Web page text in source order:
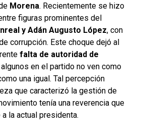
Morena. Recientemente se hizo
figuras prominentes del
y Adán Augusto López, con
corrupción. Este choque dejó al
falta de autoridad de
algunos en el partido no ven como
una igual. Tal percepción
que caracterizó la gestión de
tenía una reverencia que
la actual presidenta.